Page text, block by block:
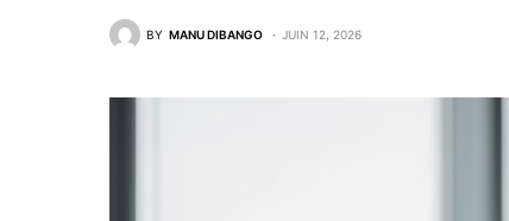
BY MANU DIBANGO JUIN 12, 2026